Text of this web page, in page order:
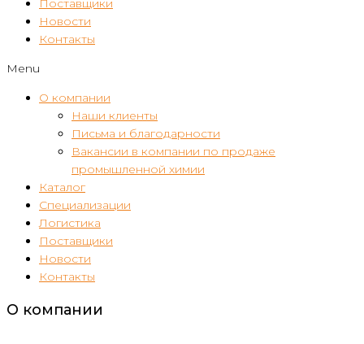
Поставщики
Новости
Контакты
Menu
О компании
Наши клиенты
Письма и благодарности
Вакансии в компании по продаже
промышленной химии
Каталог
Специализации
Логистика
Поставщики
Новости
Контакты
О компании